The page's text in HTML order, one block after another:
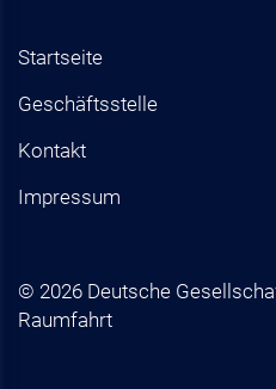
Startseite
Geschäftsstelle
Kontakt
Impressum
© 2026 Deutsche
Raumfahrt